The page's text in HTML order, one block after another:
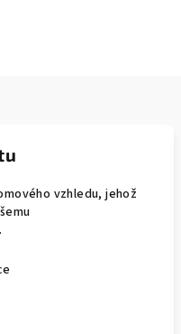
vzhledu, jehož